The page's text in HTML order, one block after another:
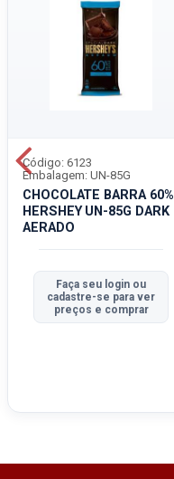
CHOCOLATE BARRA 60%
HERSHEY UN-85G DARK
AERADO
Código: 6123
Embalagem: UN-85G
Faça seu login ou
cadastre-se para ver
preços e comprar